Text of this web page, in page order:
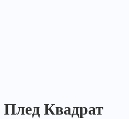
Плед Квадрат